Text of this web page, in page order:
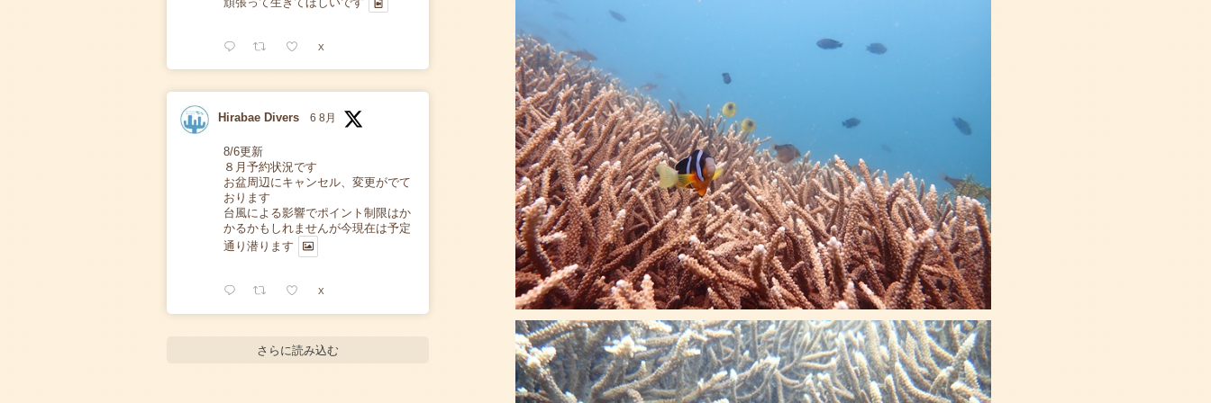
X
Hirabae Divers 6 8月
8/6更新
８月予約状況です
お盆周辺にキャンセル、変更がでて
おります
台風による影響でポイント制限はか
かるかもしれませんが今現在は予定
通り潜ります
X
さらに読み込む